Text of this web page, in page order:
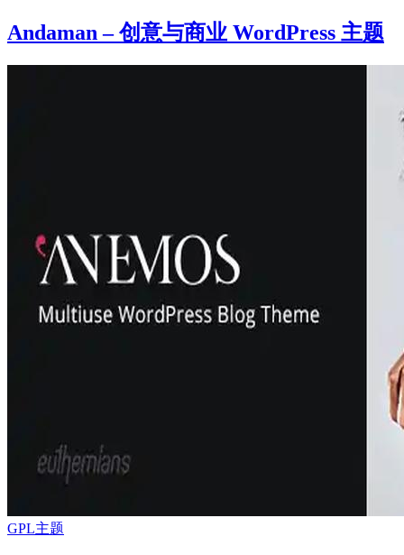
Andaman – 创意与商业 WordPress 主题
GPL主题